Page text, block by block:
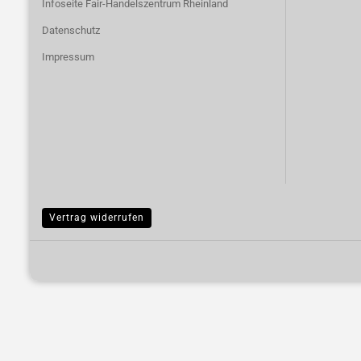
Infoseite Fair-Handelszentrum Rheinland
Datenschutz
Impressum
Vertrag widerrufen